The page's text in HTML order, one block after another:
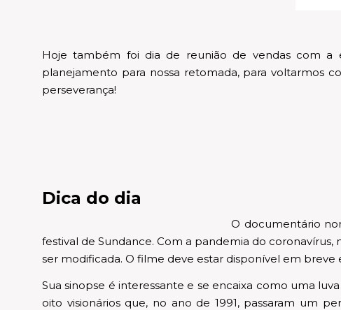
Hoje também foi dia de reunião de vendas com a
planejamento para nossa retomada, para voltarmos
perseverança!
Dica do dia
O documentário
festival de Sundance. Com a pandemia do
ser modificada. O filme deve estar disponível em breve
Sua sinopse é interessante e se encaixa como uma
oito visionários que, no ano de 1991, passaram um